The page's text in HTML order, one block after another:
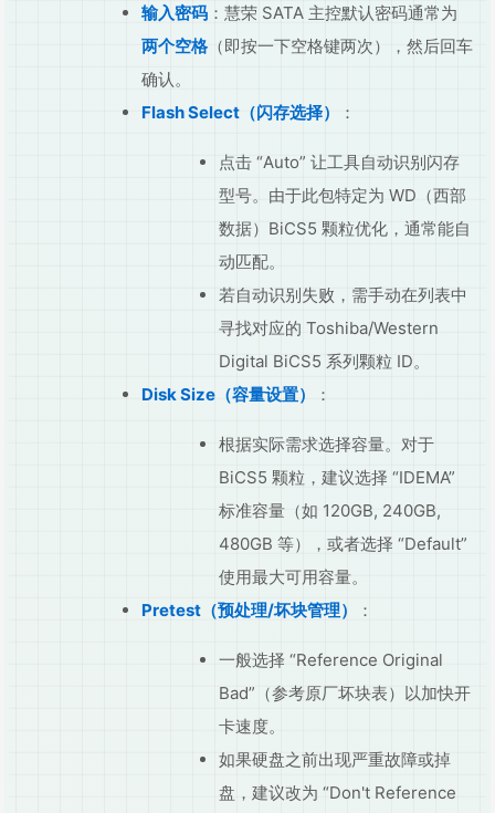
输入密码 ：慧荣 SATA 主控默认密码通常为
两个空格（即按一下空格键两次），然后回车
确认。
Flash Select（闪存选择）
：
点击 “Auto” 让工具自动识别闪存
型号。由于此包特定为 WD（西部
数据）BiCS5 颗粒优化，通常能自
动匹配。
若自动识别失败，需手动在列表中
寻找对应的 Toshiba/Western
Digital BiCS5 系列颗粒 ID。
Disk Size（容量设置）
：
根据实际需求选择容量。对于
BiCS5 颗粒，建议选择 “IDEMA”
标准容量（如 120GB, 240GB,
480GB 等），或者选择 “Default”
使用最大可用容量。
Pretest（预处理/坏块管理）
：
一般选择 “Reference Original
Bad”（参考原厂坏块表）以加快开
卡速度。
如果硬盘之前出现严重故障或掉
盘，建议改为 “Don't Reference